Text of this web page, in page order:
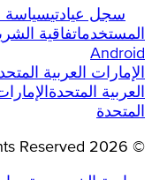
سجل عيادتيسياسة
المستخدماتفاقية
Android
الإمارات العربية
العربية المتحدة
المتحدة
©
2026
Reserved